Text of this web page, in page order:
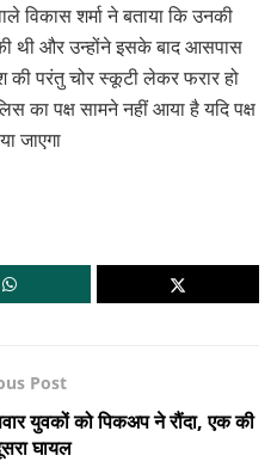
विकास शर्मा ने बताया कि उनकी
थी और उन्होंने इसके बाद आसपास
की परंतु चोर स्कूटी लेकर फरार हो
का पक्ष सामने नहीं आया है यदि पक्ष
जाएगा
Post
युवकों को पिकअप ने रौंदा, एक की
घायल